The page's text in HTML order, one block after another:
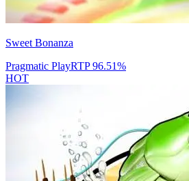
Sweet Bonanza
Pragmatic PlayRTP96.51%
HOT